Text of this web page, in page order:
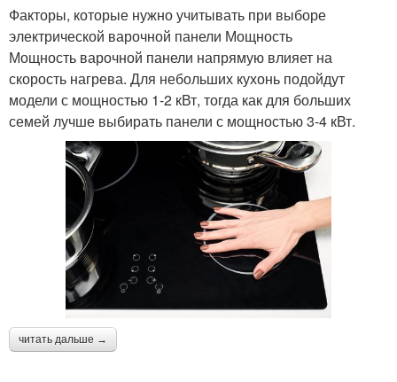
Факторы, которые нужно учитывать при выборе
электрической варочной панели Мощность
Мощность варочной панели напрямую влияет на
скорость нагрева. Для небольших кухонь подойдут
модели с мощностью 1-2 кВт, тогда как для больших
семей лучше выбирать панели с мощностью 3-4 кВт.
читать дальше →